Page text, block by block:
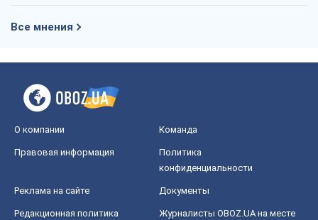
Все мнения
О компании Команда
Правовая информация
Политика
конфиденциальности
Реклама на сайте Документы
Редакционная политика
Журналисты OBOZ.UA на месте